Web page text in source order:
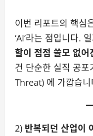
이번 리포트의 핵심
‘AI’라는 점입니다.
할이 점점 쓸모 없어
건 단순한 실직 공
Threat) 에 가깝습니
2) 반복되던 산업이